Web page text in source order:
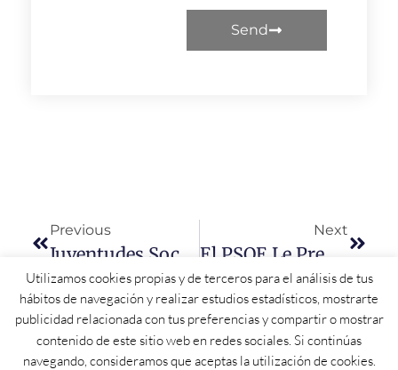
Send
Previous Next
El PSOE Le Pregunta A Mañueco: “¿Qué Le Han Hecho Los Vecinos Del Mundo Rural Para Que Les Maltrate De Esta Manera?”
Utilizamos cookies propias y de terceros para el análisis de tus
hábitos de navegación y realizar estudios estadísticos, mostrarte
publicidad relacionada con tus preferencias y compartir o mostrar
contenido de este sitio web en redes sociales. Si continúas
navegando, consideramos que aceptas la utilización de cookies.